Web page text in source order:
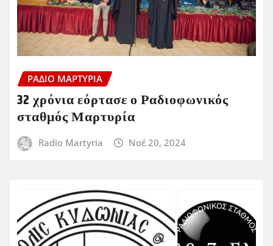
ΡΆΔΙΟ ΜΑΡΤΥΡΊΑ
32 χρόνια εόρτασε ο Ραδιοφωνικός
σταθμός Μαρτυρία
Radio Martyria Νοέ 20, 2024